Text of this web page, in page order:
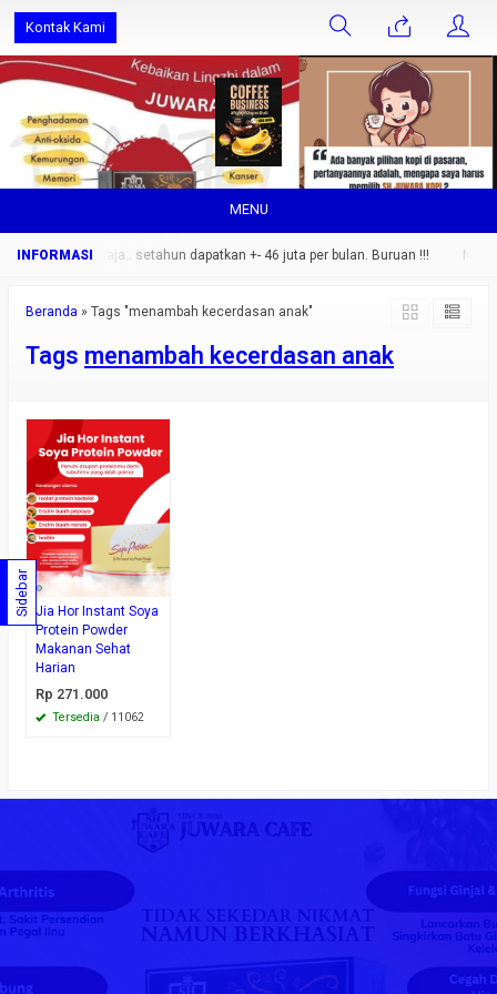
Kontak Kami
MENU
1 orang saja.. setahun dapatkan +- 46 juta per bulan. Buruan !!!
Beranda » Tags "menambah kecerdasan anak"
Tags menambah kecerdasan anak
Jia Hor Instant Soya
Protein Powder
Makanan Sehat
Harian
Rp 271.000
Tersedia / 11062
Sidebar